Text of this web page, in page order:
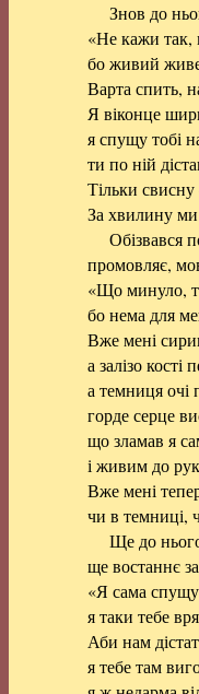
Знов до
«Не кажи так,
бо живий
Варта спить,
Я віконце
я спущу тобі
ти по ній
Тільки
За хвилину
Обізвався
промовляє,
«Що минуло,
бо нема для
Вже мені
а залізо кості
а темниця очі
горде серце
що зламав я
і живим до
Вже мені
чи в темниці,
Ще до
ще востаннє
«Я сама
я таки тебе
Аби нам
я тебе там